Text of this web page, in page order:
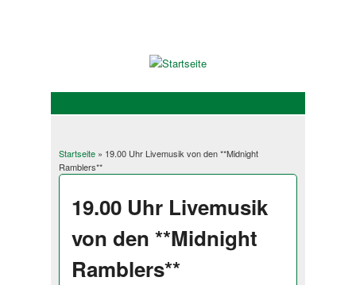
Sie sind hier
Startseite» 19.00 Uhr Livemusik von den **Midnight
Ramblers**
19.00 Uhr Livemusik
von den **Midnight
Ramblers**